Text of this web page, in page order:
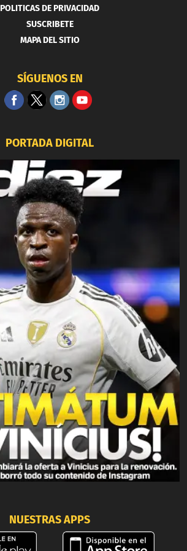
POLITICAS DE PRIVACIDAD
SUSCRIBETE
MAPA DEL SITIO
SÍGUENOS EN
PORTADA DIGITAL
NUESTRAS APPS